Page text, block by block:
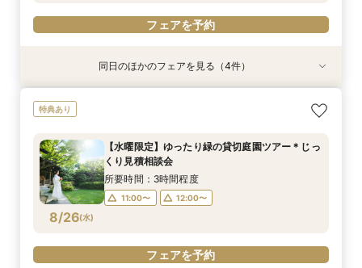
フェアを予約
8/23(日)
【2時間30分/試食無】お見積りまでご案内★レ
9:00〜
11:00〜
14:00〜
15:00〜
特典あり
8/23(日)
【6名からOK♪】少人数婚プラン相談会◆豪華試
9:00〜
11:00〜
13:00〜
14:00〜
8/23(日)
〈土日祝限定♪〉☆ガーデンウェディング×感動
9:00〜
11:00〜
14:00〜
15:00〜
8/23(日)
週末限定≪気軽に参加☆≫90分でショート相談
9:00〜
15:00〜
16:00〜
18:00〜
同日のほかのフェアを見る（4件）
特典あり
8/26(水)
【水曜限定】ゆったり緑の貸切庭園ツアー＊じっ
くり見積相談会
所要時間：3時間程度
11:00〜 12:00〜
フェアを予約